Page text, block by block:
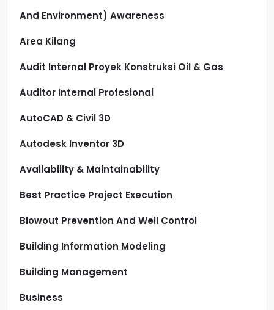
And Environment) Awareness
Area Kilang
Audit Internal Proyek Konstruksi Oil & Gas
Auditor Internal Profesional
AutoCAD & Civil 3D
Autodesk Inventor 3D
Availability & Maintainability
Best Practice Project Execution
Blowout Prevention And Well Control
Building Information Modeling
Building Management
Business